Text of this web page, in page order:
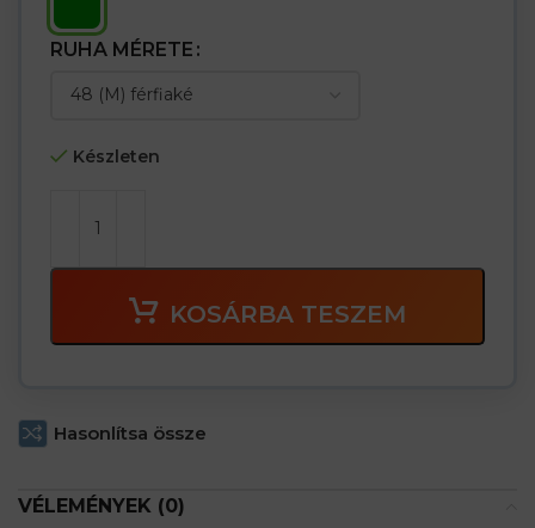
RUHA MÉRETE
Készleten
KOSÁRBA TESZEM
Hasonlítsa össze
VÉLEMÉNYEK (0)